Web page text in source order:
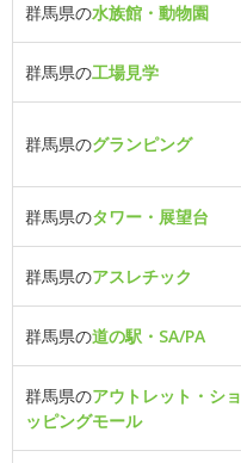
群馬県の水族館・動物園
群馬県の工場見学
群馬県のグランピング
群馬県のタワー・展望台
群馬県のアスレチック
群馬県の道の駅・SA/PA
群馬県のアウトレット・ショ
ッピングモール